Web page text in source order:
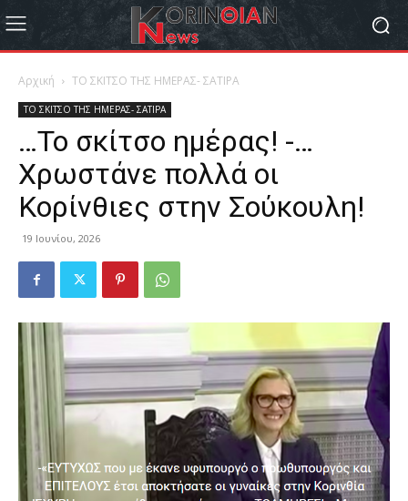
Αρχική ΤΟ ΣΚΙΤΣΟ ΤΗΣ ΗΜΕΡΑΣ- ΣΑΤΙΡΑ
ΤΟ ΣΚΙΤΣΟ ΤΗΣ ΗΜΕΡΑΣ- ΣΑΤΙΡΑ
…Το σκίτσο ημέρας! -…
Χρωστάνε πολλά οι
Κορίνθιες στην Σούκουλη!
19 Ιουνίου, 2026